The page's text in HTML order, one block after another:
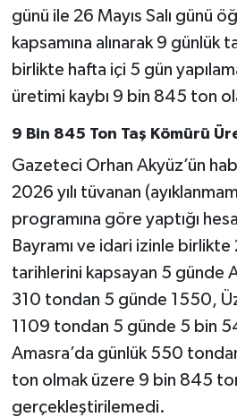
günü ile 26 Mayıs Salı günü
kapsamına alınarak 9 günlük
birlikte hafta içi 5 gün
üretimi kaybı 9 bin 845 ton
9 Bin 845 Ton Taş Kömürü
Gazeteci Orhan Akyüz’ün
2026 yılı tüvanan
programına göre yaptığı
Bayramı ve idari izinle
tarihlerini kapsayan 5 günde
310 tondan 5 günde 1550,
1109 tondan 5 günde 5 bin
Amasra’da günlük 550
ton olmak üzere 9 bin 845
gerçekleştirilemedi.